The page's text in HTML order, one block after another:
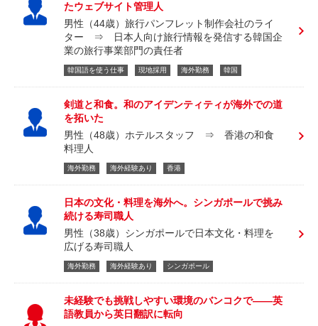
たウェブサイト管理人
男性（44歳）旅行パンフレット制作会社のライ
ター ⇒ 日本人向け旅行情報を発信する韓国企
業の旅行事業部門の責任者
韓国語を使う仕事 現地採用 海外勤務 韓国
剣道と和食。和のアイデンティティが海外での道
を拓いた
男性（48歳）ホテルスタッフ ⇒ 香港の和食
料理人
海外勤務 海外経験あり 香港
日本の文化・料理を海外へ。シンガポールで挑み
続ける寿司職人
男性（38歳）シンガポールで日本文化・料理を
広げる寿司職人
海外勤務 海外経験あり シンガポール
未経験でも挑戦しやすい環境のバンコクで――英
語教員から英日翻訳に転向